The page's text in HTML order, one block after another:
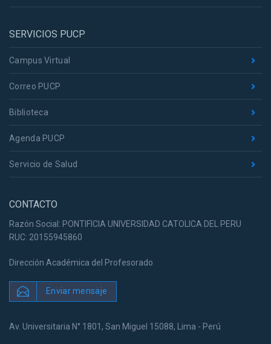
SERVICIOS PUCP
Campus Virtual
Correo PUCP
Biblioteca
Agenda PUCP
Servicio de Salud
CONTACTO
Razón Social: PONTIFICIA UNIVERSIDAD CATOLICA DEL PERU
RUC: 20155945860
Dirección Académica del Profesorado
Enviar mensaje
Av. Universitaria N° 1801, San Miguel 15088, Lima - Perú